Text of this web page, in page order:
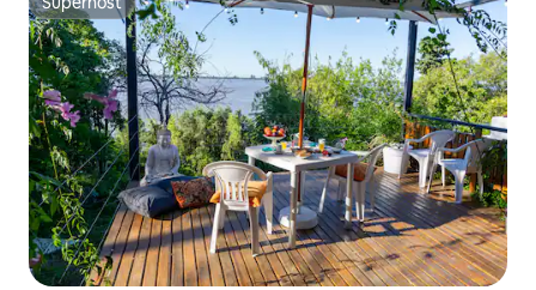
Superhost